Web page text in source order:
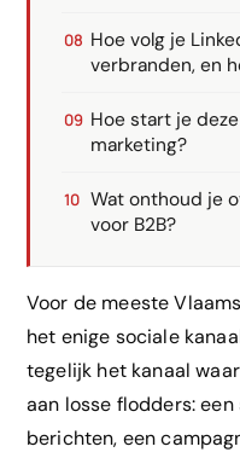
Hoe volg je
verbranden, en
Hoe start je
marketing?
Wat onthoud je
voor B2B?
Voor de meeste
het enige sociale
tegelijk het kanaal
aan losse flodders:
berichten, een